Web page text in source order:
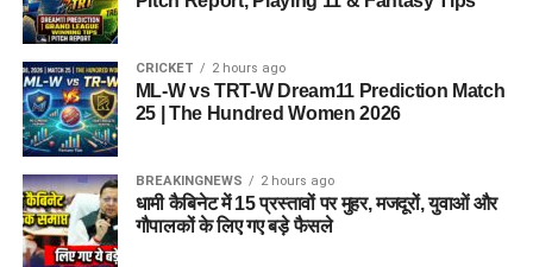
CRICKET 2 hours ago
ML-W vs TRT-W Dream11 Prediction Match
25 | The Hundred Women 2026
BREAKINGNEWS 2 hours ago
धामी कैबिनेट में 15 प्रस्तावों पर मुहर, मजदूरों, युवाओं और
गौपालकों के लिए गए बड़े फैसले